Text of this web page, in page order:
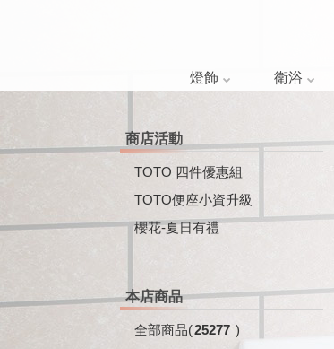
燈飾 衛浴
商店活動
TOTO 四件優惠組
TOTO便座小資升級
櫻花-夏日有禮
本店商品
全部商品(25277 )